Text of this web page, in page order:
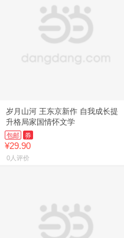
岁月山河 王东京新作 自我成长提
升格局家国情怀文学
包邮 券
¥29.90
0人评价